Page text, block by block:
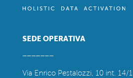
SEDE OPERATIVA
Via Enrico Pestalozzi, 10 int. 14/1